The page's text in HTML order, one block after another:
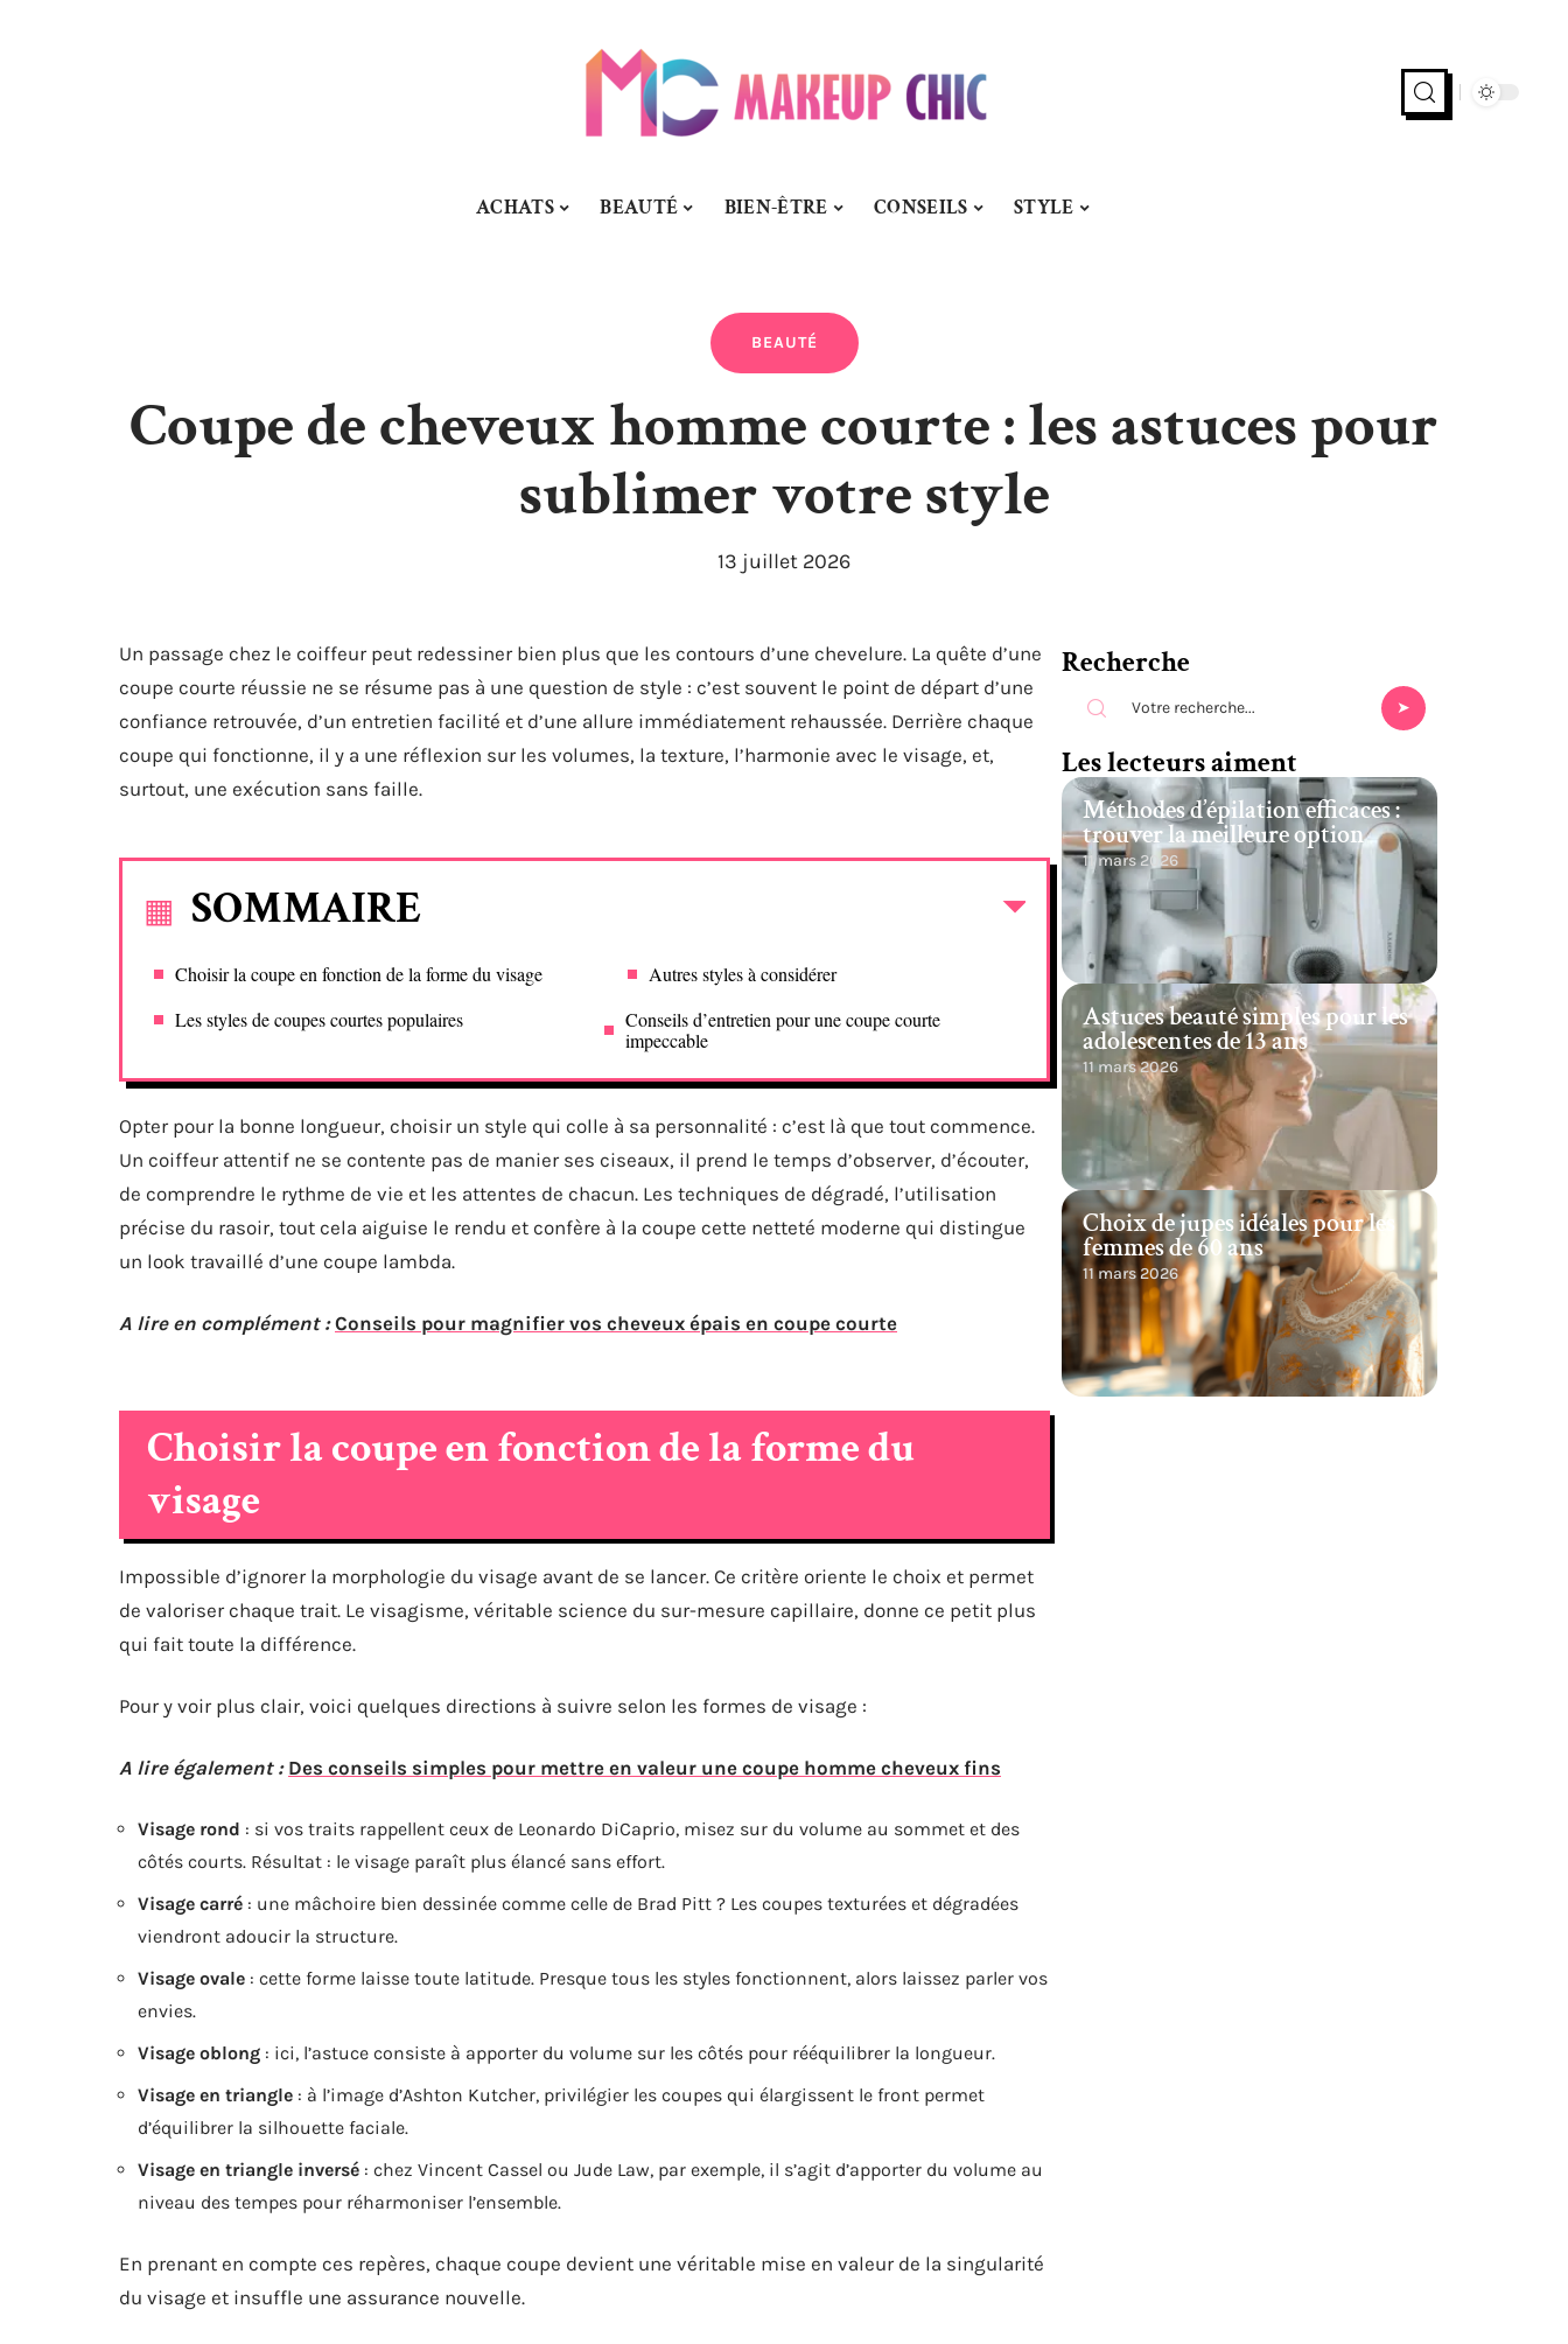
ACHATS BEAUTÉ BIEN-ÊTRE CONSEILS STYLE
BEAUTÉ
Coupe de cheveux homme courte : les astuces pour
sublimer votre style
13 juillet 2026
Un passage chez le coiffeur peut redessiner bien plus que les contours d’une chevelure. La quête d’une
coupe courte réussie ne se résume pas à une question de style : c’est souvent le point de départ d’une
confiance retrouvée, d’un entretien facilité et d’une allure immédiatement rehaussée. Derrière chaque
coupe qui fonctionne, il y a une réflexion sur les volumes, la texture, l’harmonie avec le visage, et,
surtout, une exécution sans faille.
SOMMAIRE
Choisir la coupe en fonction de la forme du visage
Les styles de coupes courtes populaires
Autres styles à considérer
Conseils d’entretien pour une coupe courte
impeccable
Opter pour la bonne longueur, choisir un style qui colle à sa personnalité : c’est là que tout commence.
Un coiffeur attentif ne se contente pas de manier ses ciseaux, il prend le temps d’observer, d’écouter,
de comprendre le rythme de vie et les attentes de chacun. Les techniques de dégradé, l’utilisation
précise du rasoir, tout cela aiguise le rendu et confère à la coupe cette netteté moderne qui distingue
un look travaillé d’une coupe lambda.
A lire en complément : Conseils pour magnifier vos cheveux épais en coupe courte
Choisir la coupe en fonction de la forme du
visage
Impossible d’ignorer la morphologie du visage avant de se lancer. Ce critère oriente le choix et permet
de valoriser chaque trait. Le visagisme, véritable science du sur-mesure capillaire, donne ce petit plus
qui fait toute la différence.
Pour y voir plus clair, voici quelques directions à suivre selon les formes de visage :
A lire également : Des conseils simples pour mettre en valeur une coupe homme cheveux fins
Visage rond : si vos traits rappellent ceux de Leonardo DiCaprio, misez sur du volume au sommet et des
côtés courts. Résultat : le visage paraît plus élancé sans effort.
Visage carré : une mâchoire bien dessinée comme celle de Brad Pitt ? Les coupes texturées et dégradées
viendront adoucir la structure.
Visage ovale : cette forme laisse toute latitude. Presque tous les styles fonctionnent, alors laissez parler vos
envies.
Visage oblong : ici, l’astuce consiste à apporter du volume sur les côtés pour rééquilibrer la longueur.
Visage en triangle : à l’image d’Ashton Kutcher, privilégier les coupes qui élargissent le front permet
d’équilibrer la silhouette faciale.
Visage en triangle inversé : chez Vincent Cassel ou Jude Law, par exemple, il s’agit d’apporter du volume au
niveau des tempes pour réharmoniser l’ensemble.
En prenant en compte ces repères, chaque coupe devient une véritable mise en valeur de la singularité
du visage et insuffle une assurance nouvelle.
Recherche
Les lecteurs aiment
Méthodes d’épilation efficaces :
trouver la meilleure option
11 mars 2026
Astuces beauté simples pour les
adolescentes de 13 ans
11 mars 2026
Choix de jupes idéales pour les
femmes de 60 ans
11 mars 2026